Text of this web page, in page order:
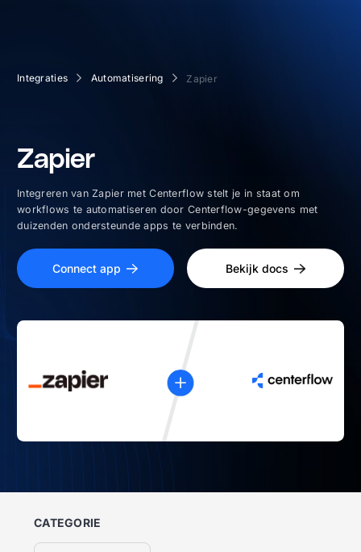
Integraties Automatisering Zapier
Zapier
Integreren van Zapier met Centerflow stelt je in staat om
workflows te automatiseren door Centerflow-gegevens met
duizenden ondersteunde apps te verbinden.
Connect app Bekijk docs
CATEGORIE